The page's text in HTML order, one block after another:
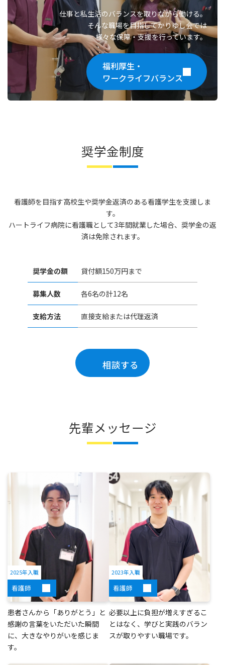
仕事と私生活のバランスを取りながら働ける。
そんな職場を目指してかりゆし会では
様々な保障・支援を行っています。
福利厚生・
ワークライフバランス
奨学金制度
看護師を目指す高校生や奨学金返済のある看護学生を支援しま
す。
ハートライフ病院に看護職として3年間就業した場合、奨学金の返
済は免除されます。
奨学金の額 貸付額150万円まで
募集人数 各6名の計12名
支給方法 直接支給または代理返済
相談する
先輩メッセージ
2025年入職
看護師
患者さんから「ありがとう」と
感謝の言葉をいただいた瞬間
に、大きなやりがいを感じま
す。
2023年入職
看護師
必要以上に負担が増えすぎるこ
とはなく、学びと実践のバラン
スが取りやすい職場です。